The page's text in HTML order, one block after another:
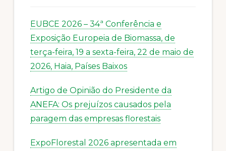
EUBCE 2026 – 34ª Conferência e
Exposição Europeia de Biomassa, de
terça-feira, 19 a sexta-feira, 22 de maio de
2026, Haia, Países Baixos
Artigo de Opinião do Presidente da
ANEFA: Os prejuízos causados pela
paragem das empresas florestais
ExpoFlorestal 2026 apresentada em